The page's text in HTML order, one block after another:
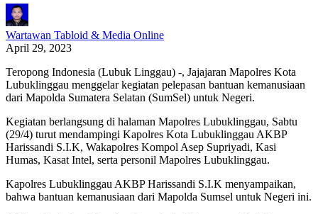
Wartawan Tabloid & Media Online
April 29, 2023
Teropong Indonesia (Lubuk Linggau) -, Jajajaran Mapolres Kota
Lubuklinggau menggelar kegiatan pelepasan bantuan kemanusiaan
dari Mapolda Sumatera Selatan (SumSel) untuk Negeri.
Kegiatan berlangsung di halaman Mapolres Lubuklinggau, Sabtu
(29/4) turut mendampingi Kapolres Kota Lubuklinggau AKBP
Harissandi S.I.K, Wakapolres Kompol Asep Supriyadi, Kasi
Humas, Kasat Intel, serta personil Mapolres Lubuklinggau.
Kapolres Lubuklinggau AKBP Harissandi S.I.K menyampaikan,
bahwa bantuan kemanusiaan dari Mapolda Sumsel untuk Negeri ini.